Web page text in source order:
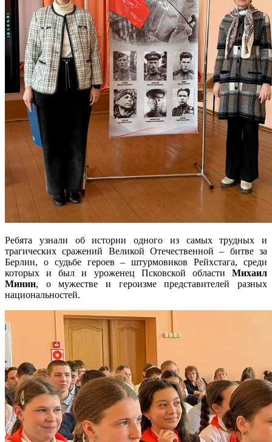
Ребята узнали об истории одного из самых трудных и
трагических сражений Великой Отечественной – битве за
Берлин, о судьбе героев – штурмовиков Рейхстага, среди
которых и был и уроженец Псковской области Михаил
Минин, о мужестве и героизме представителей разных
национальностей.